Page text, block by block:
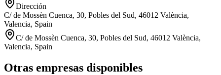
Dirección
C/ de Mossèn Cuenca, 30, Pobles del Sud, 46012 València,
Valencia, Spain
C/ de Mossèn Cuenca, 30, Pobles del Sud, 46012 València,
Valencia, Spain
Otras empresas disponibles